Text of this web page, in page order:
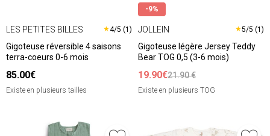
LES PETITES BILLES ★4/5 (1)
Gigoteuse réversible 4 saisons
terra-coeurs 0-6 mois
85.00€
Existe en plusieurs tailles
-9%
JOLLEIN ★5/5 (1)
Gigoteuse légère Jersey Teddy
Bear TOG 0,5 (3-6 mois)
19.90€21.90 €
Existe en plusieurs TOG